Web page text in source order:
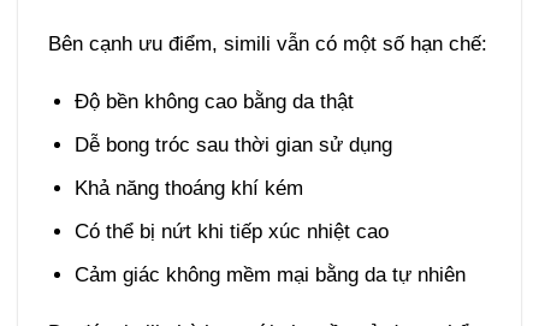
Bên cạnh ưu điểm, simili vẫn có một số hạn chế:
Độ bền không cao bằng da thật
Dễ bong tróc sau thời gian sử dụng
Khả năng thoáng khí kém
Có thể bị nứt khi tiếp xúc nhiệt cao
Cảm giác không mềm mại bằng da tự nhiên